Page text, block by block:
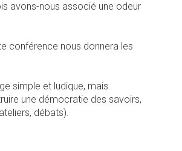
avons-nous associé une odeur
conférence nous donnera les
simple et ludique, mais
une démocratie des savoirs,
débats).